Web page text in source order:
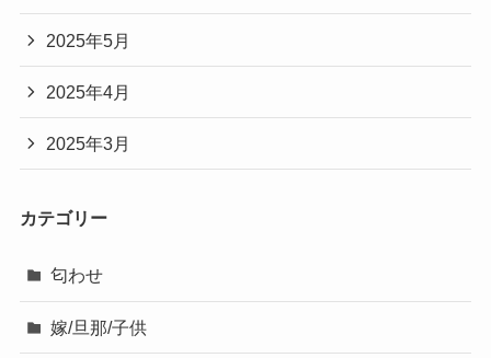
2025年5月
2025年4月
2025年3月
カテゴリー
匂わせ
嫁/旦那/子供